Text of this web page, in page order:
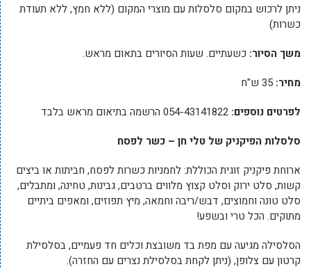
ניתן לרכוש במקום סלסלות עם מוצרי המקום (ללא חמץ, ללא תעודת
כשרות)
משך הסיור: כשעתיים. שעות הסיורים בתאום מראש.
מחיר:
לפרטים נוספים: 054-43141822 הרשמה בתיאום מראש בלבד
סלסלות הפיקניק של טלי חן – כשר לפסח
ארוחת פיקניק זוגית הכוללת: לחמניות כשרות לפסח, חביתות או ביצים
קשות, סלט ירוק וסלט קצוץ מלווים ברטבים, גבינות, טחינה, ומתבלים,
סלט טונה וחמוצים, דבש/ריבה וחמאה, מיץ תפוזים, ומאפים ביתיים
מתוקים. הכל טרי ובשפע!
הסלסילה מגיעה עם מפת בד משובצת וכלים חד פעמיים, בסלסילת
קרטון עם צלופן, (ניתן לקחת בסלסילת נצרים עם החזרה).